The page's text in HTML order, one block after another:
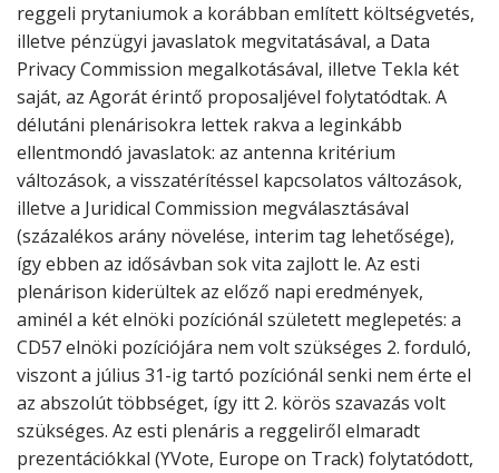
reggeli prytaniumok a korábban említett költségvetés,
illetve pénzügyi javaslatok megvitatásával, a Data
Privacy Commission megalkotásával, illetve Tekla két
saját, az Agorát érintő proposaljével folytatódtak. A
délutáni plenárisokra lettek rakva a leginkább
ellentmondó javaslatok: az antenna kritérium
változások, a visszatérítéssel kapcsolatos változások,
illetve a Juridical Commission megválasztásával
(százalékos arány növelése, interim tag lehetősége),
így ebben az idősávban sok vita zajlott le. Az esti
plenárison kiderültek az előző napi eredmények,
aminél a két elnöki pozíciónál született meglepetés: a
CD57 elnöki pozíciójára nem volt szükséges 2. forduló,
viszont a július 31-ig tartó pozíciónál senki nem érte el
az abszolút többséget, így itt 2. körös szavazás volt
szükséges. Az esti plenáris a reggeliről elmaradt
prezentációkkal (YVote, Europe on Track) folytatódott,